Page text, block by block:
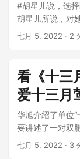
#胡星儿说，选
胡星儿所说，对
郎姐则是锦上添
七月 5, 2022 · 2
看《十三
爱十三月
华旭介绍了单位
要讲述了一对双
歌姐姐是荣勋家
七月 5, 2022 · 3